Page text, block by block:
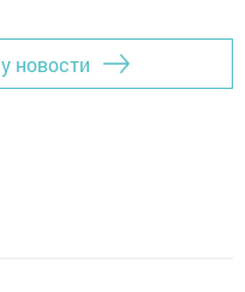
новости